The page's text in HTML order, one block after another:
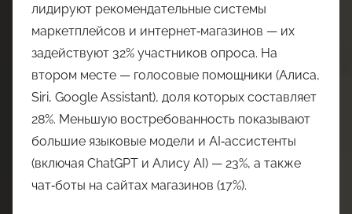
лидируют рекомендательные системы
маркетплейсов и интернет‑магазинов — их
задействуют 32% участников опроса. На
втором месте — голосовые помощники (Алиса,
Siri, Google Assistant), доля которых составляет
28%. Меньшую востребованность показывают
большие языковые модели и AI‑ассистенты
(включая ChatGPT и Алису AI) — 23%, а также
чат‑боты на сайтах магазинов (17%).